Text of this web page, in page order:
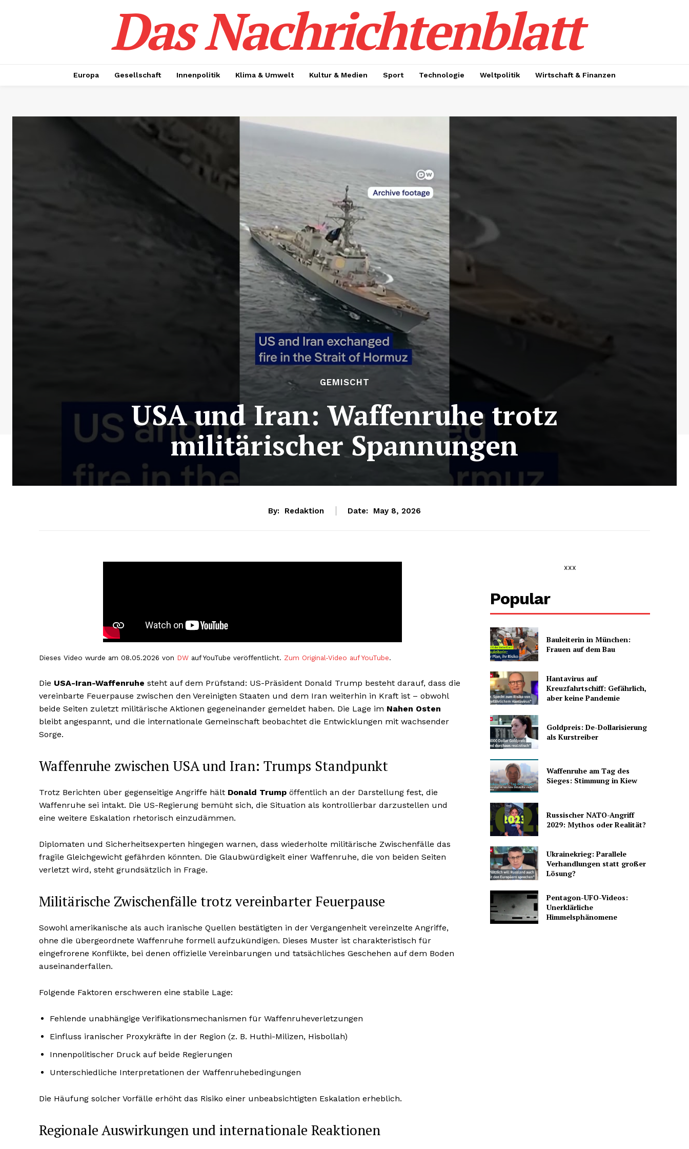
Das Nachrichtenblatt
Europa Gesellschaft Innenpolitik Klima & Umwelt Kultur & Medien Sport Technologie Weltpolitik Wirtschaft & Finanzen
GEMISCHT
USA und Iran: Waffenruhe trotz
militärischer Spannungen
By: Redaktion Date: May 8, 2026
Dieses Video wurde am 08.05.2026 von DW auf YouTube veröffentlicht. Zum Original-Video auf YouTube.
Die USA-Iran-Waffenruhe steht auf dem Prüfstand: US-Präsident Donald Trump besteht darauf, dass die
vereinbarte Feuerpause zwischen den Vereinigten Staaten und dem Iran weiterhin in Kraft ist – obwohl
beide Seiten zuletzt militärische Aktionen gegeneinander gemeldet haben. Die Lage im Nahen Osten
bleibt angespannt, und die internationale Gemeinschaft beobachtet die Entwicklungen mit wachsender
Sorge.
Waffenruhe zwischen USA und Iran: Trumps Standpunkt
Trotz Berichten über gegenseitige Angriffe hält Donald Trump öffentlich an der Darstellung fest, die
Waffenruhe sei intakt. Die US-Regierung bemüht sich, die Situation als kontrollierbar darzustellen und
eine weitere Eskalation rhetorisch einzudämmen.
Diplomaten und Sicherheitsexperten hingegen warnen, dass wiederholte militärische Zwischenfälle das
fragile Gleichgewicht gefährden könnten. Die Glaubwürdigkeit einer Waffenruhe, die von beiden Seiten
verletzt wird, steht grundsätzlich in Frage.
Militärische Zwischenfälle trotz vereinbarter Feuerpause
Sowohl amerikanische als auch iranische Quellen bestätigten in der Vergangenheit vereinzelte Angriffe,
ohne die übergeordnete Waffenruhe formell aufzukündigen. Dieses Muster ist charakteristisch für
eingefrorene Konflikte, bei denen offizielle Vereinbarungen und tatsächliches Geschehen auf dem Boden
auseinanderfallen.
Folgende Faktoren erschweren eine stabile Lage:
Fehlende unabhängige Verifikationsmechanismen für Waffenruheverletzungen
Einfluss iranischer Proxykräfte in der Region (z. B. Huthi-Milizen, Hisbollah)
Innenpolitischer Druck auf beide Regierungen
Unterschiedliche Interpretationen der Waffenruhebedingungen
Die Häufung solcher Vorfälle erhöht das Risiko einer unbeabsichtigten Eskalation erheblich.
Regionale Auswirkungen und internationale Reaktionen
xxx
Popular
Bauleiterin in München:
Frauen auf dem Bau
Hantavirus auf
Kreuzfahrtschiff: Gefährlich,
aber keine Pandemie
Goldpreis: De-Dollarisierung
als Kurstreiber
Waffenruhe am Tag des
Sieges: Stimmung in Kiew
Russischer NATO-Angriff
2029: Mythos oder Realität?
Ukrainekrieg: Parallele
Verhandlungen statt großer
Lösung?
Pentagon-UFO-Videos:
Unerklärliche
Himmelsphänomene